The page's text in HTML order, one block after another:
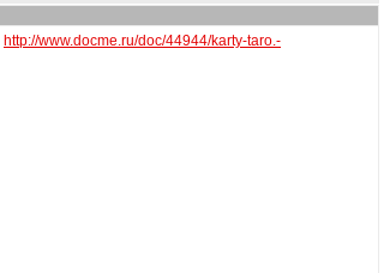
http://www.docme.ru/doc/44944/karty-taro.-